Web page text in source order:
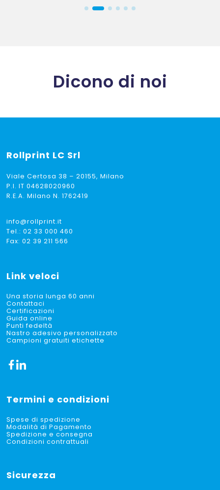
originale
attuale
Dicono di noi
Rollprint LC Srl
Viale Certosa 38 – 20155, Milano
P.I. IT 04628020960
R.E.A. Milano N. 1762419
info@rollprint.it
Tel.:02 33 000 460
Fax: 02 39 211 566
Link veloci
Una storia lunga 60 anni
Contattaci
Certificazioni
Guida online
Punti fedeltà
Nastro adesivo personalizzato
Campioni gratuiti etichette
Termini e condizioni
Spese di spedizione
Modalità di Pagamento
Spedizione e consegna
Condizioni contrattuali
Sicurezza